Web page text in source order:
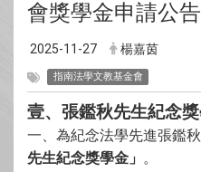
會獎學金申請公告
2025-11-27 楊嘉茵
指南法學文教基金會
壹、張鑑秋先生紀念
一、 為紀念法學先進張鑑
先生紀念獎學金」
。